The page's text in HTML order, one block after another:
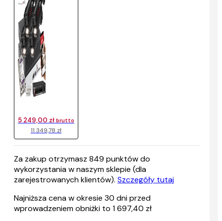
11 349,78 zł
5 249,00 zł brutto
Za zakup otrzymasz 849 punktów do
wykorzystania w naszym sklepie (dla
zarejestrowanych klientów). Szczegóły tutaj
Najniższa cena w okresie 30 dni przed
wprowadzeniem obniżki to 1 697,40 zł